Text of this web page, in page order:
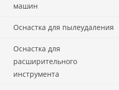
машин
Оснастка для пылеудаления
Оснастка для
расширительного
инструмента